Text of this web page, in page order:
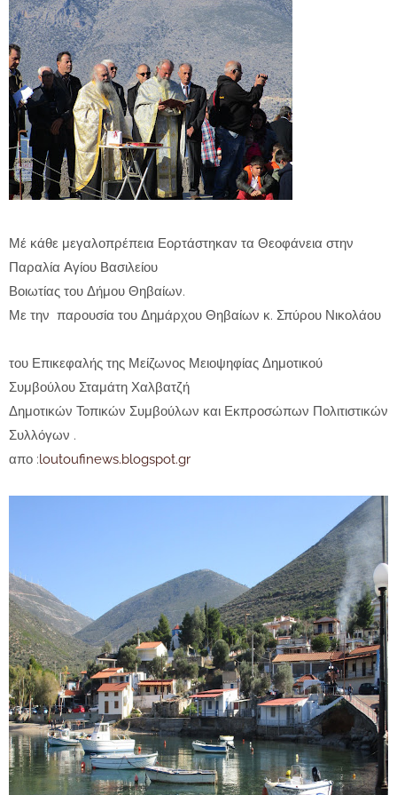
Μέ κάθε μεγαλοπρέπεια Εορτάστηκαν τα Θεοφάνεια στην
Παραλία Αγίου Βασιλείου
Βοιωτίας του Δήμου Θηβαίων.
Με την παρουσία του Δημάρχου Θηβαίων κ. Σπύρου Νικολάου
του Επικεφαλής της Μείζωνος Μειοψηφίας Δημοτικού
Συμβούλου Σταμάτη Χαλβατζή
Δημοτικών Τοπικών Συμβούλων και Εκπροσώπων Πολιτιστικών
Συλλόγων .
απο :loutoufinews.blogspot.gr